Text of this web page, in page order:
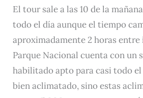
El tour sale a las 10 de la
todo el día aunque el tiempo
aproximadamente 2 horas entre
Parque Nacional cuenta con un
habilitado apto para casi todo
bien aclimatado, sino estas